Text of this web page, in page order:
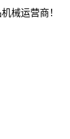
械运营商！